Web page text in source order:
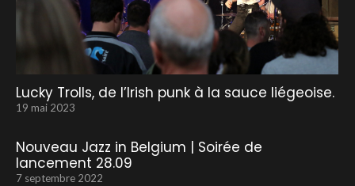
Lucky Trolls, de l’Irish punk à la sauce liégeoise.
19 mai 2023
Nouveau Jazz in Belgium | Soirée de
lancement 28.09
7 septembre 2022